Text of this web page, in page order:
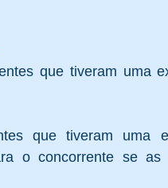
que tiveram uma
que tiveram uma
o concorrente se